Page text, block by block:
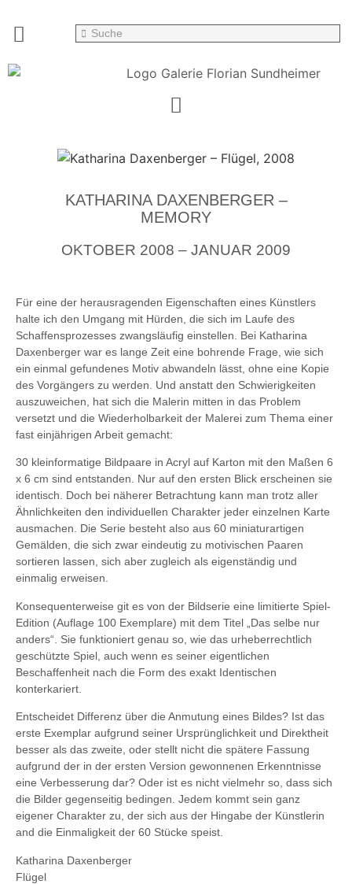
KATHARINA DAXENBERGER –
MEMORY
OKTOBER 2008 – JANUAR 2009
Für eine der herausragenden Eigenschaften eines Künstlers
halte ich den Umgang mit Hürden, die sich im Laufe des
Schaffensprozesses zwangsläufig einstellen. Bei Katharina
Daxenberger war es lange Zeit eine bohrende Frage, wie sich
ein einmal gefundenes Motiv abwandeln lässt, ohne eine Kopie
des Vorgängers zu werden. Und anstatt den Schwierigkeiten
auszuweichen, hat sich die Malerin mitten in das Problem
versetzt und die Wiederholbarkeit der Malerei zum Thema einer
fast einjährigen Arbeit gemacht:
30 kleinformatige Bildpaare in Acryl auf Karton mit den Maßen 6
x 6 cm sind entstanden. Nur auf den ersten Blick erscheinen sie
identisch. Doch bei näherer Betrachtung kann man trotz aller
Ähnlichkeiten den individuellen Charakter jeder einzelnen Karte
ausmachen. Die Serie besteht also aus 60 miniaturartigen
Gemälden, die sich zwar eindeutig zu motivischen Paaren
sortieren lassen, sich aber zugleich als eigenständig und
einmalig erweisen.
Konsequenterweise git es von der Bildserie eine limitierte Spiel-
Edition (Auflage 100 Exemplare) mit dem Titel „Das selbe nur
anders“. Sie funktioniert genau so, wie das urheberrechtlich
geschützte Spiel, auch wenn es seiner eigentlichen
Beschaffenheit nach die Form des exakt Identischen
konterkariert.
Entscheidet Differenz über die Anmutung eines Bildes? Ist das
erste Exemplar aufgrund seiner Ursprünglichkeit und Direktheit
besser als das zweite, oder stellt nicht die spätere Fassung
aufgrund der in der ersten Version gewonnenen Erkenntnisse
eine Verbesserung dar? Oder ist es nicht vielmehr so, dass sich
die Bilder gegenseitig bedingen. Jedem kommt sein ganz
eigener Charakter zu, der sich aus der Hingabe der Künstlerin
and die Einmaligkeit der 60 Stücke speist.
Katharina Daxenberger
Flügel